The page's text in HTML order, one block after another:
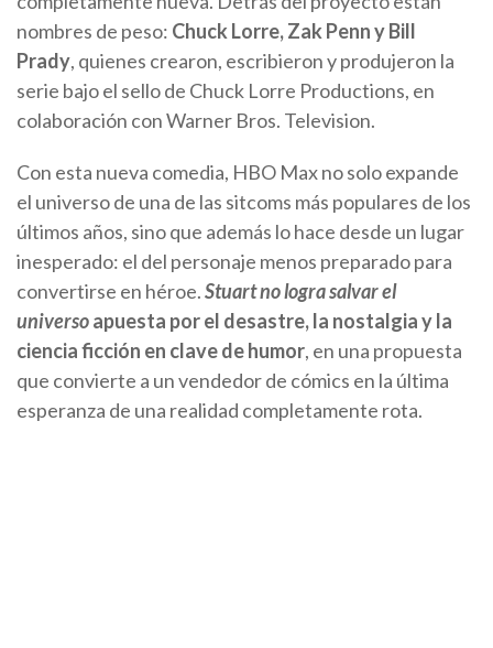
nombres de peso: Chuck Lorre, Zak Penn y Bill
Prady, quienes crearon, escribieron y produjeron la
serie bajo el sello de Chuck Lorre Productions, en
colaboración con Warner Bros. Television.
Con esta nueva comedia, HBO Max no solo expande
el universo de una de las sitcoms más populares de los
últimos años, sino que además lo hace desde un lugar
inesperado: el del personaje menos preparado para
convertirse en héroe.Stuart no logra salvar el
universoapuesta por el desastre, la nostalgia y la
ciencia ficción en clave de humor, en una propuesta
que convierte a un vendedor de cómics en la última
esperanza de una realidad completamente rota.